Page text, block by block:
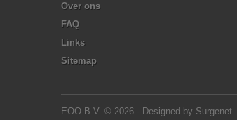
Over ons
FAQ
Links
Sitemap
EOO B.V. © 2026 - Designed by Surgenet